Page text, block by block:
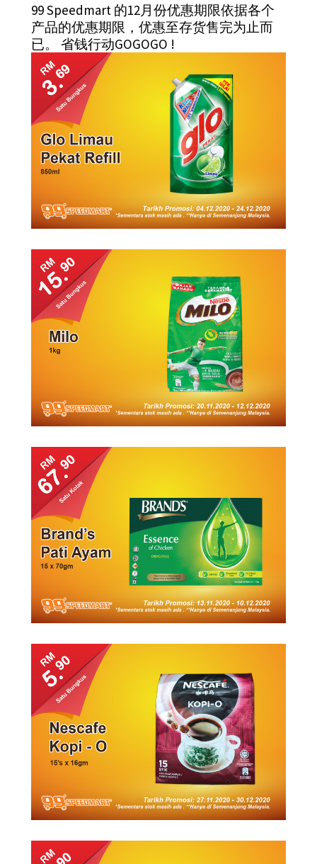
99 Speedmart 的12月份优惠期限依据各个
产品的优惠期限，优惠至存货售完为止而
已。 省钱行动GOGOGO !